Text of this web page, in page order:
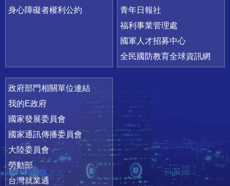
身心障礙者權利公約
青年日報社
福利事業管理處
國軍人才招募中心
全民國防教育全球資訊網
政府部門相關單位連結
我的E政府
國家發展委員會
國家通訊傳播委員會
大陸委員會
勞動部
台灣就業通